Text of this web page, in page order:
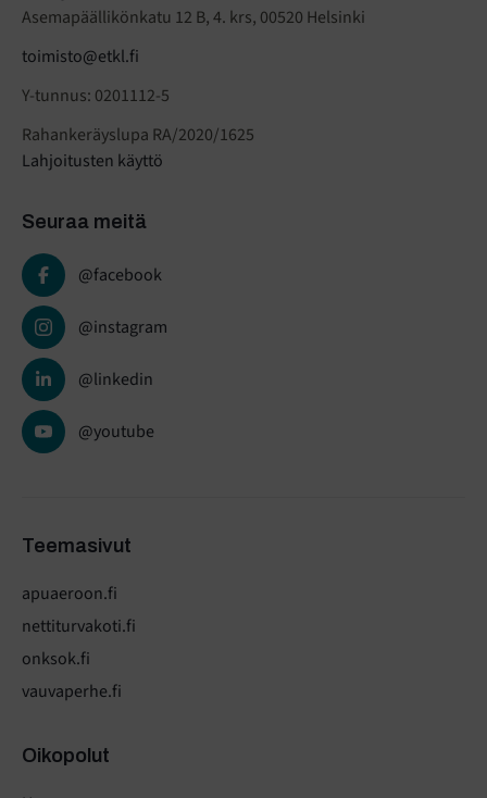
Asemapäällikönkatu 12 B, 4. krs, 00520 Helsinki
toimisto@etkl.fi
Y-tunnus: 0201112-5
Rahankeräyslupa RA/2020/1625
Lahjoitusten käyttö
Seuraa meitä
@facebook
@instagram
@linkedin
@youtube
Teemasivut
apuaeroon.fi
nettiturvakoti.fi
onksok.fi
vauvaperhe.fi
Oikopolut